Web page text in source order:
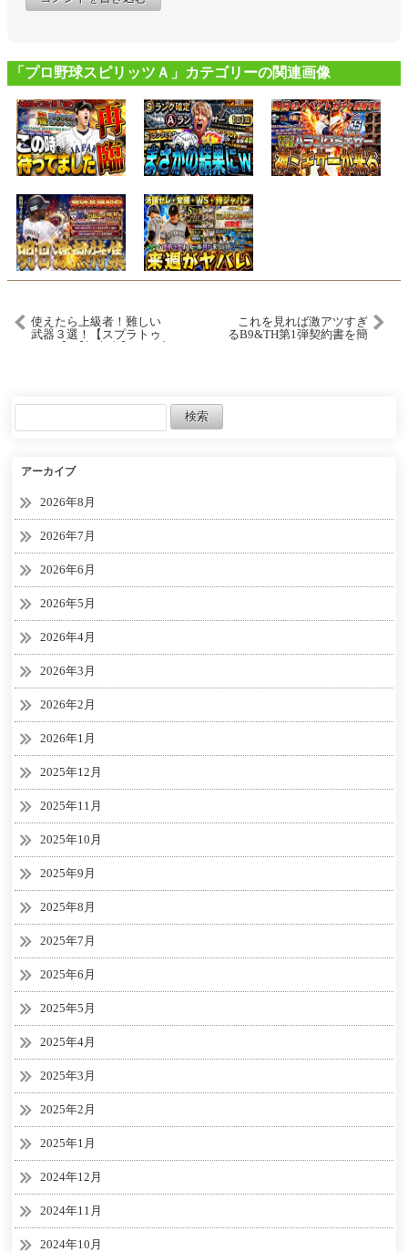
「プロ野球スピリッツＡ」カテゴリーの関連画像
使えたら上級者！難しい
武器３選！【スプラトゥ
これを見れば激アツすぎ
るB9&TH第1弾契約書を簡
アーカイブ
2026年8月
2026年7月
2026年6月
2026年5月
2026年4月
2026年3月
2026年2月
2026年1月
2025年12月
2025年11月
2025年10月
2025年9月
2025年8月
2025年7月
2025年6月
2025年5月
2025年4月
2025年3月
2025年2月
2025年1月
2024年12月
2024年11月
2024年10月